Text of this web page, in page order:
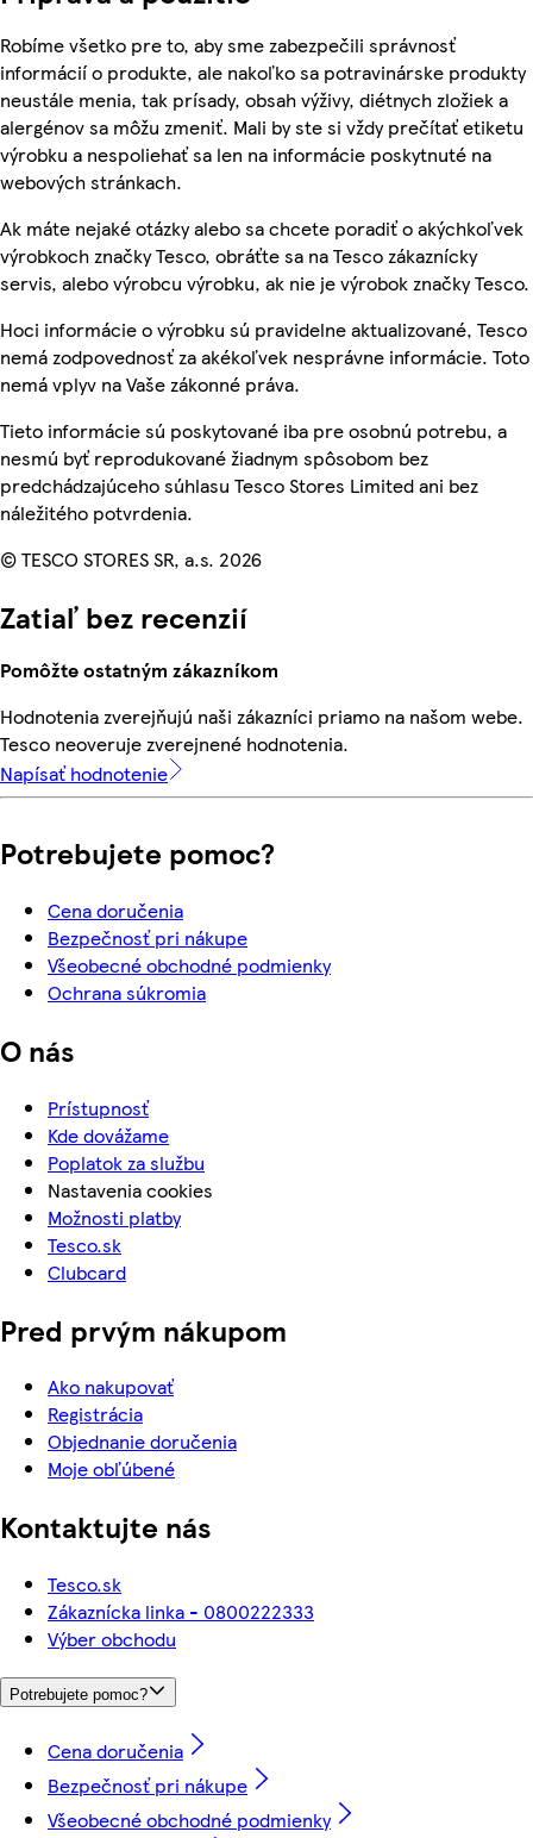
Robíme všetko pre to, aby sme zabezpečili správnosť
informácií o produkte, ale nakoľko sa potravinárske produkty
neustále menia, tak prísady, obsah výživy, diétnych zložiek a
alergénov sa môžu zmeniť. Mali by ste si vždy prečítať etiketu
výrobku a nespoliehať sa len na informácie poskytnuté na
webových stránkach.
Ak máte nejaké otázky alebo sa chcete poradiť o akýchkoľvek
výrobkoch značky Tesco, obráťte sa na Tesco zákaznícky
servis, alebo výrobcu výrobku, ak nie je výrobok značky Tesco.
Hoci informácie o výrobku sú pravidelne aktualizované, Tesco
nemá zodpovednosť za akékoľvek nesprávne informácie. Toto
nemá vplyv na Vaše zákonné práva.
Tieto informácie sú poskytované iba pre osobnú potrebu, a
nesmú byť reprodukované žiadnym spôsobom bez
predchádzajúceho súhlasu Tesco Stores Limited ani bez
náležitého potvrdenia.
© TESCO STORES SR, a.s. 2026
Zatiaľ bez recenzií
Pomôžte ostatným zákazníkom
Hodnotenia zverejňujú naši zákazníci priamo na našom webe.
Tesco neoveruje zverejnené hodnotenia.
Napísať hodnotenie
Potrebujete pomoc?
Cena doručenia
Bezpečnosť pri nákupe
Všeobecné obchodné podmienky
Ochrana súkromia
O nás
Prístupnosť
Kde dovážame
Poplatok za službu
Nastavenia cookies
Možnosti platby
Tesco.sk
Clubcard
Pred prvým nákupom
Ako nakupovať
Registrácia
Objednanie doručenia
Moje obľúbené
Kontaktujte nás
Tesco.sk
Zákaznícka linka - 0800222333
Výber obchodu
Potrebujete pomoc?
Cena doručenia
Bezpečnosť pri nákupe
Všeobecné obchodné podmienky